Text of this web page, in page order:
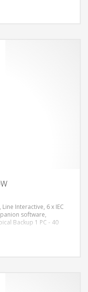
Interactive, 6 x IEC
software,
Backup 1 PC - 40